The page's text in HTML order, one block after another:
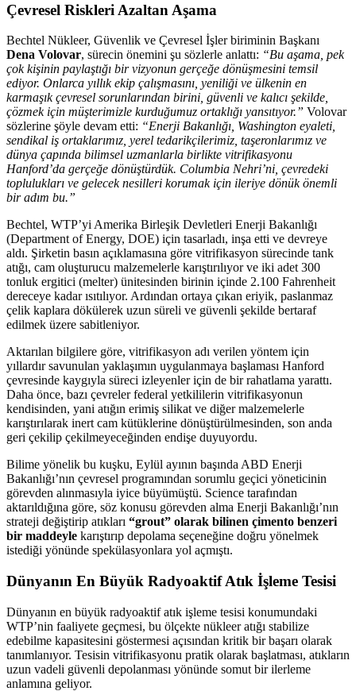
Çevresel Riskleri Azaltan Aşama
Bechtel Nükleer, Güvenlik ve Çevresel İşler biriminin Başkanı
Dena Volovar, sürecin önemini şu sözlerle anlattı: “Bu aşama, pek
çok kişinin paylaştığı bir vizyonun gerçeğe dönüşmesini temsil
ediyor. Onlarca yıllık ekip çalışmasını, yeniliği ve ülkenin en
karmaşık çevresel sorunlarından birini, güvenli ve kalıcı şekilde,
çözmek için müşterimizle kurduğumuz ortaklığı yansıtıyor.” Volovar
sözlerine şöyle devam etti: “Enerji Bakanlığı, Washington eyaleti,
sendikal iş ortaklarımız, yerel tedarikçilerimiz, taşeronlarımız ve
dünya çapında bilimsel uzmanlarla birlikte vitrifikasyonu
Hanford’da gerçeğe dönüştürdük. Columbia Nehri’ni, çevredeki
toplulukları ve gelecek nesilleri korumak için ileriye dönük önemli
bir adım bu.”
Bechtel, WTP’yi Amerika Birleşik Devletleri Enerji Bakanlığı
(Department of Energy, DOE) için tasarladı, inşa etti ve devreye
aldı. Şirketin basın açıklamasına göre vitrifikasyon sürecinde tank
atığı, cam oluşturucu malzemelerle karıştırılıyor ve iki adet 300
tonluk ergitici (melter) ünitesinden birinin içinde 2.100 Fahrenheit
dereceye kadar ısıtılıyor. Ardından ortaya çıkan eriyik, paslanmaz
çelik kaplara dökülerek uzun süreli ve güvenli şekilde bertaraf
edilmek üzere sabitleniyor.
Aktarılan bilgilere göre, vitrifikasyon adı verilen yöntem için
yıllardır savunulan yaklaşımın uygulanmaya başlaması Hanford
çevresinde kaygıyla süreci izleyenler için de bir rahatlama yarattı.
Daha önce, bazı çevreler federal yetkililerin vitrifikasyonun
kendisinden, yani atığın erimiş silikat ve diğer malzemelerle
karıştırılarak inert cam kütüklerine dönüştürülmesinden, son anda
geri çekilip çekilmeyeceğinden endişe duyuyordu.
Bilime yönelik bu kuşku, Eylül ayının başında ABD Enerji
Bakanlığı’nın çevresel programından sorumlu geçici yöneticinin
görevden alınmasıyla iyice büyümüştü. Science tarafından
aktarıldığına göre, söz konusu görevden alma Enerji Bakanlığı’nın
strateji değiştirip atıkları “grout” olarak bilinen çimento benzeri
bir maddeyle karıştırıp depolama seçeneğine doğru yönelmek
istediği yönünde spekülasyonlara yol açmıştı.
Dünyanın En Büyük Radyoaktif Atık İşleme Tesisi
Dünyanın en büyük radyoaktif atık işleme tesisi konumundaki
WTP’nin faaliyete geçmesi, bu ölçekte nükleer atığı stabilize
edebilme kapasitesini göstermesi açısından kritik bir başarı olarak
tanımlanıyor. Tesisin vitrifikasyonu pratik olarak başlatması, atıkların
uzun vadeli güvenli depolanması yönünde somut bir ilerleme
anlamına geliyor.